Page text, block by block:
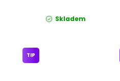
Skladem
TIP